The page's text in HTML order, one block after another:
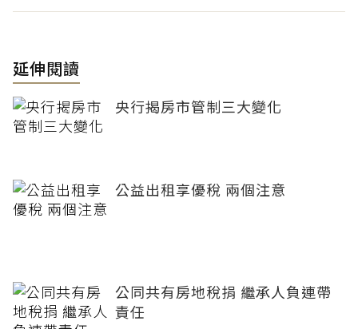
延伸閱讀
央行揭房市管制三大變化
公益出租享優稅 兩個注意
公同共有房地稅捐 繼承人負連帶
責任